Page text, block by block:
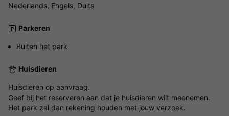
Nederlands, Engels, Duits
Parkeren
Buiten het park
Huisdieren
Huisdieren op aanvraag.
Geef bij het reserveren aan dat je huisdieren wilt meenemen.
Het park zal dan rekening houden met jouw verzoek.